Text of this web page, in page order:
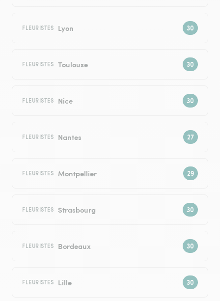
FLEURISTES Lyon
FLEURISTES Toulouse
FLEURISTES Nice
FLEURISTES Nantes
FLEURISTES Montpellier
FLEURISTES Strasbourg
FLEURISTES Bordeaux
FLEURISTES Lille